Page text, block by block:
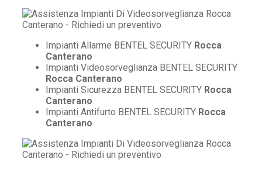
Impianti Allarme BENTEL SECURITY Rocca
Canterano
Impianti Videosorveglianza BENTEL SECURITY
Rocca Canterano
Impianti Sicurezza BENTEL SECURITY Rocca
Canterano
Impianti Antifurto BENTEL SECURITY Rocca
Canterano